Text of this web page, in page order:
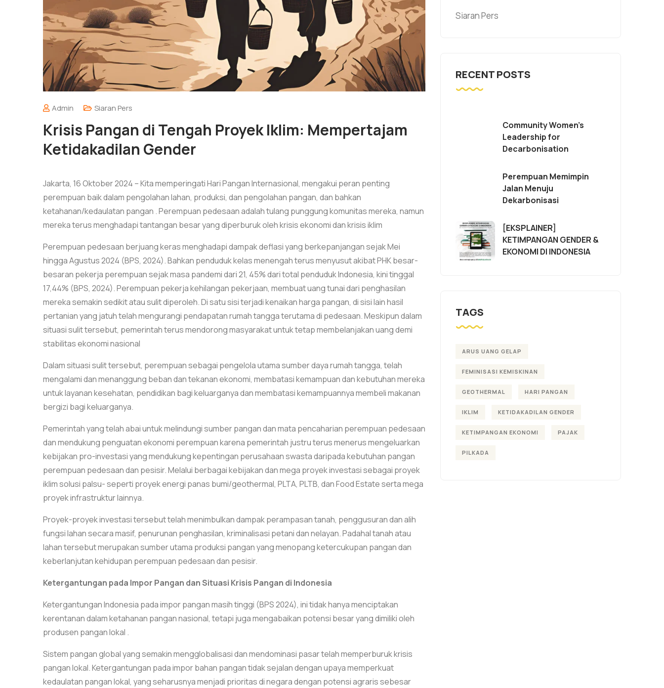
Admin Siaran Pers
Krisis Pangan di Tengah Proyek Iklim: Mempertajam
Ketidakadilan Gender
Jakarta, 16 Oktober 2024 – Kita memperingati Hari Pangan Internasional, mengakui peran penting
perempuan baik dalam pengolahan lahan, produksi, dan pengolahan pangan, dan bahkan
ketahanan/kedaulatan pangan . Perempuan pedesaan adalah tulang punggung komunitas mereka, namun
mereka terus menghadapi tantangan besar yang diperburuk oleh krisis ekonomi dan krisis iklim
Perempuan pedesaan berjuang keras menghadapi dampak deflasi yang berkepanjangan sejak Mei
hingga Agustus 2024 (BPS, 2024). Bahkan penduduk kelas menengah terus menyusut akibat PHK besar-
besaran pekerja perempuan sejak masa pandemi dari 21, 45% dari total penduduk Indonesia, kini tinggal
17,44% (BPS, 2024). Perempuan pekerja kehilangan pekerjaan, membuat uang tunai dari penghasilan
mereka semakin sedikit atau sulit diperoleh. Di satu sisi terjadi kenaikan harga pangan, di sisi lain hasil
pertanian yang jatuh telah mengurangi pendapatan rumah tangga terutama di pedesaan. Meskipun dalam
situasi sulit tersebut, pemerintah terus mendorong masyarakat untuk tetap membelanjakan uang demi
stabilitas ekonomi nasional
Dalam situasi sulit tersebut, perempuan sebagai pengelola utama sumber daya rumah tangga, telah
mengalami dan menanggung beban dan tekanan ekonomi, membatasi kemampuan dan kebutuhan mereka
untuk layanan kesehatan, pendidikan bagi keluarganya dan membatasi kemampuannya membeli makanan
bergizi bagi keluarganya.
Pemerintah yang telah abai untuk melindungi sumber pangan dan mata pencaharian perempuan pedesaan
dan mendukung penguatan ekonomi perempuan karena pemerintah justru terus menerus mengeluarkan
kebijakan pro-investasi yang mendukung kepentingan perusahaan swasta daripada kebutuhan pangan
perempuan pedesaan dan pesisir. Melalui berbagai kebijakan dan mega proyek investasi sebagai proyek
iklim solusi palsu- seperti proyek energi panas bumi/geothermal, PLTA, PLTB, dan Food Estate serta mega
proyek infrastruktur lainnya.
Proyek-proyek investasi tersebut telah menimbulkan dampak perampasan tanah, penggusuran dan alih
fungsi lahan secara masif, penurunan penghasilan, kriminalisasi petani dan nelayan. Padahal tanah atau
lahan tersebut merupakan sumber utama produksi pangan yang menopang ketercukupan pangan dan
keberlanjutan kehidupan perempuan pedesaan dan pesisir.
Ketergantungan pada Impor Pangan dan Situasi Krisis Pangan di Indonesia
Ketergantungan Indonesia pada impor pangan masih tinggi (BPS 2024), ini tidak hanya menciptakan
kerentanan dalam ketahanan pangan nasional, tetapi juga mengabaikan potensi besar yang dimiliki oleh
produsen pangan lokal .
Sistem pangan global yang semakin mengglobalisasi dan mendominasi pasar telah memperburuk krisis
pangan lokal. Ketergantungan pada impor bahan pangan tidak sejalan dengan upaya memperkuat
kedaulatan pangan lokal, yang seharusnya menjadi prioritas di negara dengan potensi agraris sebesar
Siaran Pers
RECENT POSTS
Community Women’s
Leadership for
Decarbonisation
Perempuan Memimpin
Jalan Menuju
Dekarbonisasi
[EKSPLAINER]
KETIMPANGAN GENDER &
EKONOMI DI INDONESIA
TAGS
ARUS UANG GELAP
FEMINISASI KEMISKINAN
GEOTHERMAL HARI PANGAN
IKLIM KETIDAKADILAN GENDER
KETIMPANGAN EKONOMI PAJAK
PILKADA